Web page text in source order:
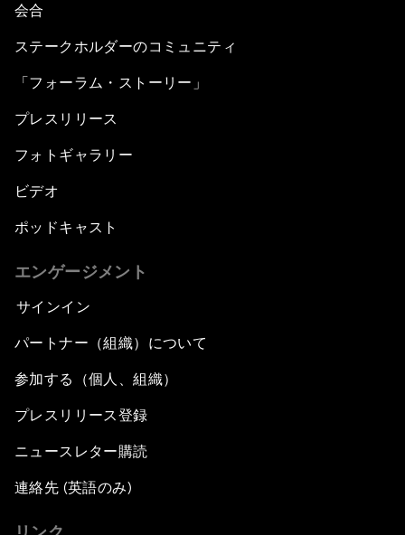
会合
ステークホルダーのコミュニティ
「フォーラム・ストーリー」
プレスリリース
フォトギャラリー
ビデオ
ポッドキャスト
エンゲージメント
サインイン
パートナー（組織）について
参加する（個人、組織）
プレスリリース登録
ニュースレター購読
連絡先 (英語のみ)